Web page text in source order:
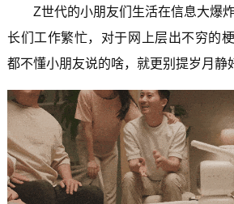
Z世代的小朋友们生活在信息大爆
长们工作繁忙，对于网上层出不穷的
都不懂小朋友说的啥，就更别提岁月静